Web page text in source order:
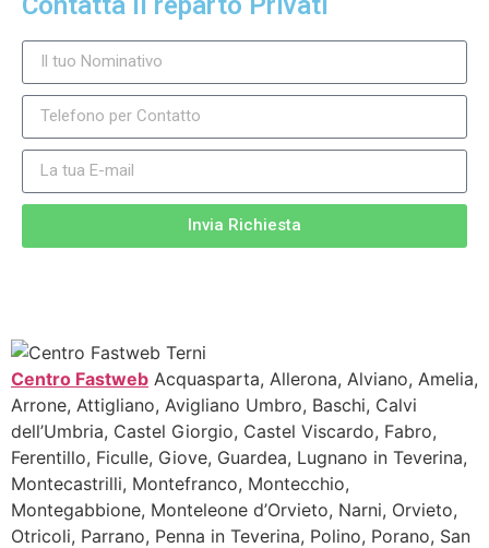
Invia Richiesta
Centro Fastweb Acquasparta, Allerona, Alviano, Amelia,
Arrone, Attigliano, Avigliano Umbro, Baschi, Calvi
dell’Umbria, Castel Giorgio, Castel Viscardo, Fabro,
Ferentillo, Ficulle, Giove, Guardea, Lugnano in Teverina,
Montecastrilli, Montefranco, Montecchio,
Montegabbione, Monteleone d’Orvieto, Narni, Orvieto,
Otricoli, Parrano, Penna in Teverina, Polino, Porano, San